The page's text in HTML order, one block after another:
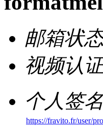
邮箱状
视频认
个人签
https://fravito.fr/user/